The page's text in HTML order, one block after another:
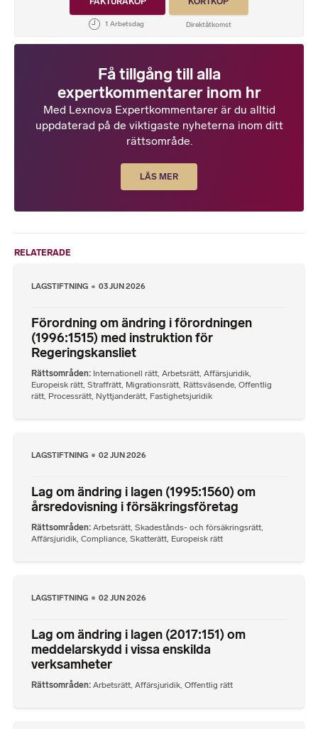
Få tillgång till alla
expertkommentarer inom hr
Med Lexnova Expertkommentarer är du alltid
uppdaterad på de viktigaste nyheterna inom ditt
rättsområde.
LÄS MER
RELATERADE
LAGSTIFTNING 03 JUN 2026
Förordning om ändring i förordningen
(1996:1515) med instruktion för
Regeringskansliet
Rättsområden Internationell rätt, Arbetsrätt, Affärsjuridik,
Europeisk rätt, Straffrätt, Migrationsrätt, Rättsväsende, Offentlig
rätt, Processrätt, Nyttjanderätt, Fastighetsjuridik
LAGSTIFTNING 02 JUN 2026
Lag om ändring i lagen (1995:1560) om
årsredovisning i försäkringsföretag
Rättsområden Arbetsrätt Skadestånds- och försäkringsrätt
Affärsjuridik Compliance Skatterätt Europeisk rätt
LAGSTIFTNING 02 JUN 2026
Lag om ändring i lagen (2017:151) om
meddelarskydd i vissa enskilda
verksamheter
Rättsområden Arbetsrätt Affärsjuridik Offentlig rätt